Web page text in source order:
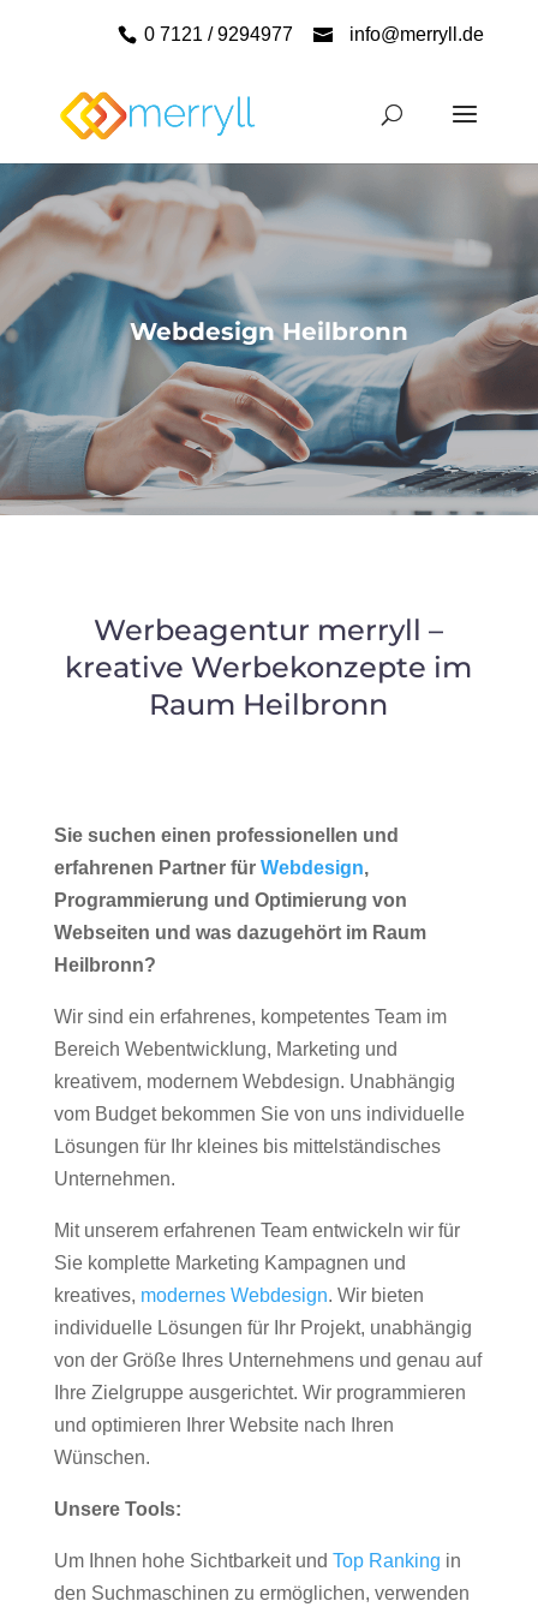
0 7121 / 9294977 info@merryll.de
Webdesign Heilbronn
Werbeagentur merryll –
kreative Werbekonzepte im
Raum Heilbronn
Sie suchen einen professionellen und
erfahrenen Partner für Webdesign,
Programmierung und Optimierung von
Webseiten und was dazugehört im Raum
Heilbronn?
Wir sind ein erfahrenes, kompetentes Team im
Bereich Webentwicklung, Marketing und
kreativem, modernem Webdesign. Unabhängig
vom Budget bekommen Sie von uns individuelle
Lösungen für Ihr kleines bis mittelständisches
Unternehmen.
Mit unserem erfahrenen Team entwickeln wir für
Sie komplette Marketing Kampagnen und
kreatives, modernes Webdesign. Wir bieten
individuelle Lösungen für Ihr Projekt, unabhängig
von der Größe Ihres Unternehmens und genau auf
Ihre Zielgruppe ausgerichtet. Wir programmieren
und optimieren Ihrer Website nach Ihren
Wünschen.
Unsere Tools:
Um Ihnen hohe Sichtbarkeit und Top Ranking in
den Suchmaschinen zu ermöglichen, verwenden